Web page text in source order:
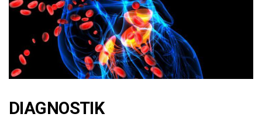
DIAGNOSTIK